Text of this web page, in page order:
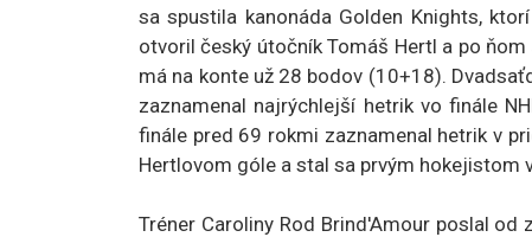
sa spustila kanonáda Golden Knights,
otvoril český útočník Tomáš Hertl a po
má na konte už 28 bodov (10+18).
zaznamenal najrýchlejší hetrik vo finále
finále pred 69 rokmi zaznamenal hetrik v
Hertlovom góle a stal sa prvým hokejistom
Tréner Caroliny Rod Brind'Amour poslal